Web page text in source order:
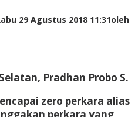
29 Agustus 2018 11:31oleh
Pradhan Probo S.
zero perkara alias
perkara yang